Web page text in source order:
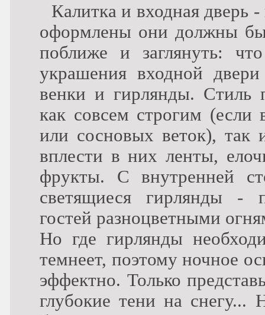
Калитка и входная дверь
оформлены они должны
поближе и заглянуть:
украшения входной
венки и гирлянды. Стиль
как совсем строгим (если
или сосновых веток), так
вплести в них ленты,
фрукты. С внутренней
светящиеся гирлянды -
гостей разноцветными
Но где гирлянды
темнеет, поэтому ночное
эффектно. Только
глубокие тени на снегу...